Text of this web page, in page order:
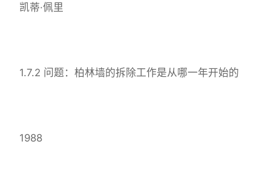
凯蒂·佩里
1.7.2 问题：柏林墙的拆除工作是从哪一年开始的
1988